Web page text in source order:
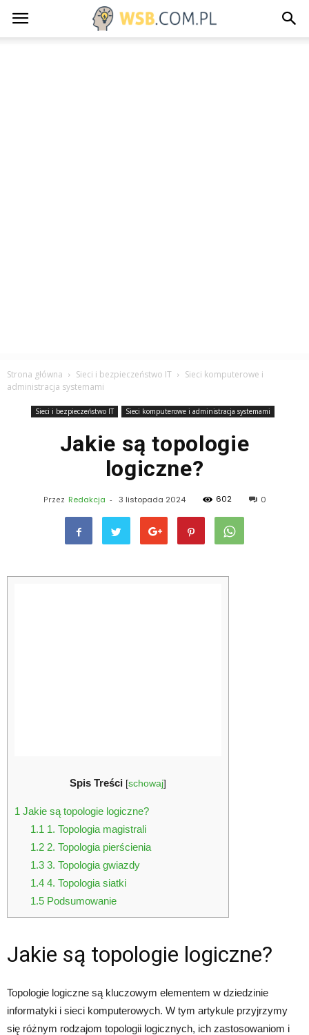
Strona główna Sieci i bezpieczeństwo IT
Sieci komputerowe i
administracja systemami
Sieci i bezpieczeństwo IT Sieci komputerowe i administracja systemami
Jakie są topologie
logiczne?
Przez Redakcja - 3 listopada 2024 602 0
Spis Treści [schowaj]
1 Jakie są topologie logiczne?
1.1 1. Topologia magistrali
1.22. Topologia pierścienia
1.33. Topologia gwiazdy
1.44. Topologia siatki
1.5Podsumowanie
Jakie są topologie logiczne?
Topologie logiczne są kluczowym elementem w dziedzinie
informatyki i sieci komputerowych. W tym artykule przyjrzymy
się różnym rodzajom topologii logicznych, ich zastosowaniom i